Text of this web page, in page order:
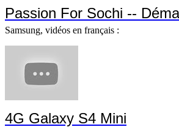
Passion For Sochi --
Samsung, vidéos en français :
4G Galaxy S4 Mini